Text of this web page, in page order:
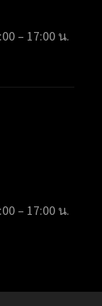
– 17:00 น.
– 17:00 น.